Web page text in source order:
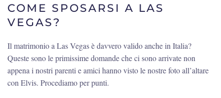
COME SPOSARSI A LAS
VEGAS?
Il matrimonio a Las Vegas è davvero valido anche in Italia?
Queste sono le primissime domande che ci sono arrivate non
appena i nostri parenti e amici hanno visto le nostre foto all’altare
con Elvis. Procediamo per punti.